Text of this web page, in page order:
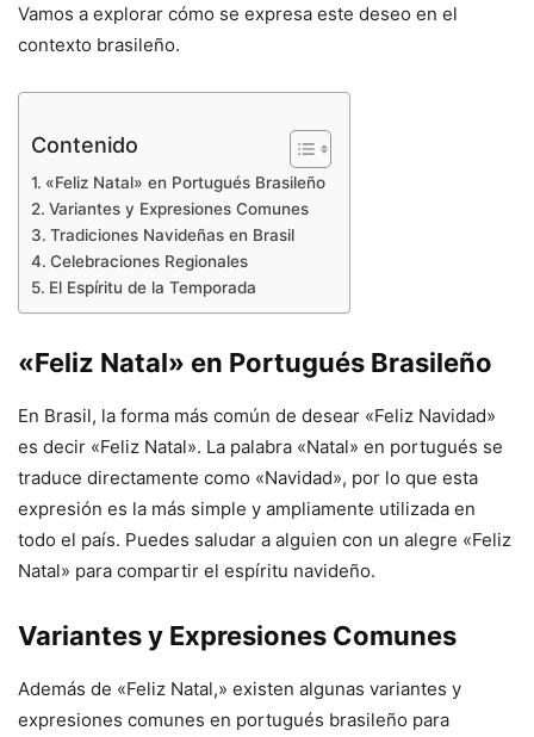
Vamos a explorar cómo se expresa este deseo en el
contexto brasileño.
Contenido
«Feliz Natal» en Portugués Brasileño
Variantes y Expresiones Comunes
Tradiciones Navideñas en Brasil
Celebraciones Regionales
El Espíritu de la Temporada
«Feliz Natal» en Portugués Brasileño
En Brasil, la forma más común de desear «Feliz Navidad»
es decir «Feliz Natal». La palabra «Natal» en portugués se
traduce directamente como «Navidad», por lo que esta
expresión es la más simple y ampliamente utilizada en
todo el país. Puedes saludar a alguien con un alegre «Feliz
Natal» para compartir el espíritu navideño.
Variantes y Expresiones Comunes
Además de «Feliz Natal,» existen algunas variantes y
expresiones comunes en portugués brasileño para